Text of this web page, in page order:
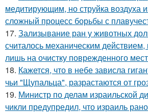
медитирующим, но струйка воздуха
сложный процесс борьбы с
17. Зализывание ран у животных
считалось механическим
лишь на очистку поврежденного
18. Кажется, что в небе зависла
чьи "Щупальца", разрастаются от
19. Министр по делам израильской
чикли предупредил, что израиль